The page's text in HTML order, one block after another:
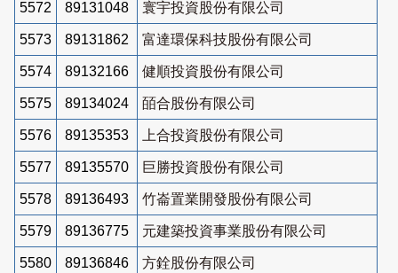
5572 89131048 寰宇投資股份有限公司
5573 89131862 富達環保科技股份有限公司
5574 89132166 健順投資股份有限公司
5575 89134024 皕合股份有限公司
5576 89135353 上合投資股份有限公司
5577 89135570 巨勝投資股份有限公司
5578 89136493 竹崙置業開發股份有限公司
5579 89136775 元建築投資事業股份有限公司
5580 89136846 方銓股份有限公司